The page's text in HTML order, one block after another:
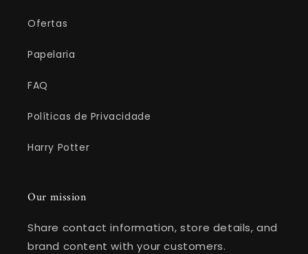
Ofertas
Papelaria
FAQ
Políticas de Privacidade
Harry Potter
Our mission
Share contact information, store details, and
brand content with your customers.